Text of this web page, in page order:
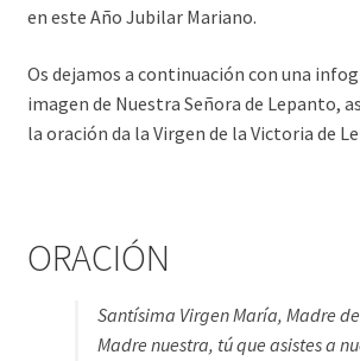
en este Año Jubilar Mariano.
Os dejamos a continuación con una
imagen de Nuestra Señora de Lepanto,
la oración da la Virgen de la Victoria de
ORACIÓN
Santísima Virgen María, Madre de
Madre nuestra, tú que asistes a